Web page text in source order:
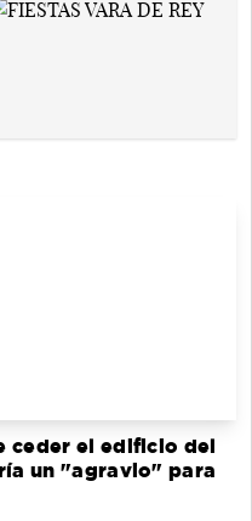
ceder el edificio del
un "agravio" para